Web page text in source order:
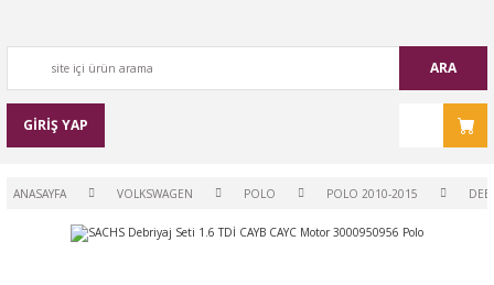
ARA
GİRİŞ YAP
ANASAYFA VOLKSWAGEN POLO POLO 2010-2015